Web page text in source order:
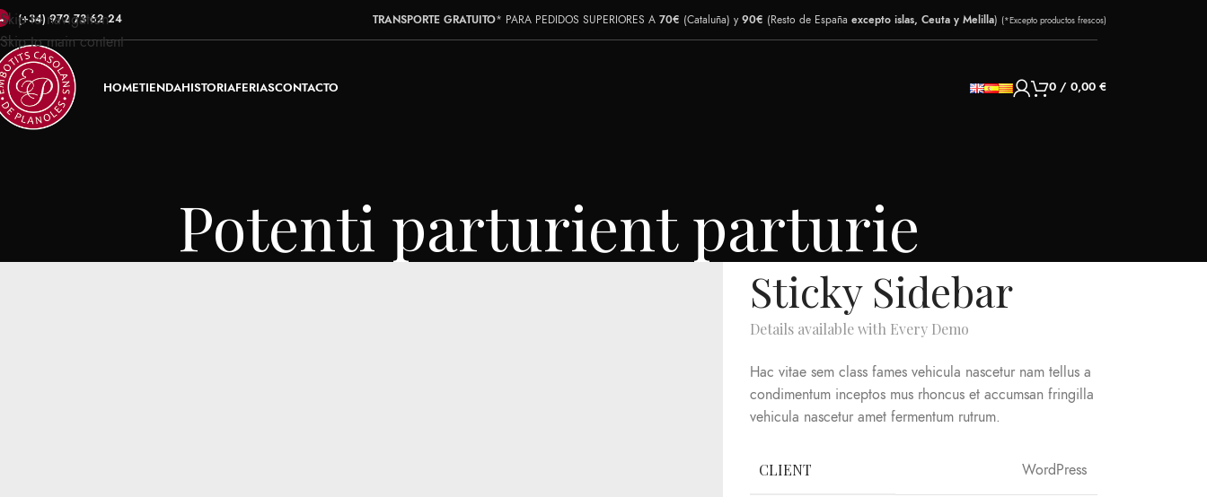
Skip to navigation
Skip to main content
(+34) 972 73 62 24 TRANSPORTE GRATUITO* PARA PEDIDOS SUPERIORES A 70€ (Cataluña) y 90€ (Resto de España excepto islas, Ceuta y Melilla) (*Excepto productos frescos)
HOMETIENDAHISTORIAFERIASCONTACTO 0 / 0,00 €
Potenti parturient parturie
Sticky Sidebar
Details available with Every Demo
Hac vitae sem class fames vehicula nascetur nam tellus a
condimentum inceptos mus rhoncus et accumsan fringilla
vehicula nascetur amet fermentum rutrum.
CLIENT WordPress